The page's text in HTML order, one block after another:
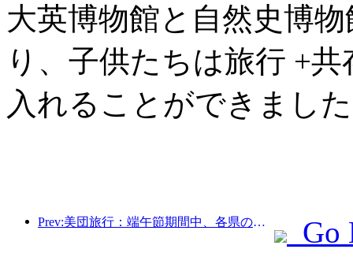
大英博物館と自然史博
り、子供たちは旅行 +
入れることができまし
Prev:美団旅行：端午節期間中、各県の高級ホテルの予約が殺到、子供連れの家族が主力に
Go